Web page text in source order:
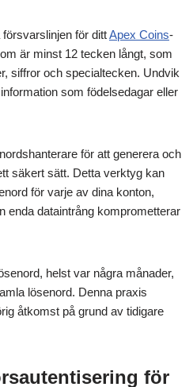
för dittApex Coins-
är minst 12 tecken långt, som
siffror och specialtecken. Undvik
som födelsedagar eller
för att generera och
säkert sätt. Detta verktyg kan
för varje av dina konton,
enda dataintrång komprometterar
helst var några månader,
lösenord. Denna praxis
åtkomst på grund av tidigare
för